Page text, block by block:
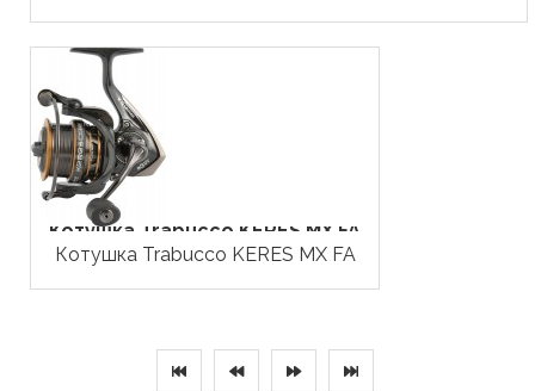
Котушка Trabucco KERES MX FA
Котушка Trabucco KERES MX FA